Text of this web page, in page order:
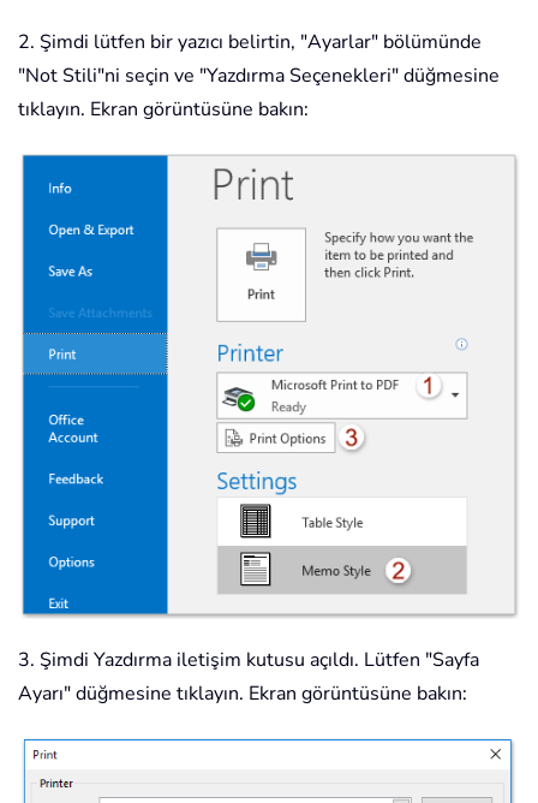
2. Şimdi lütfen bir yazıcı belirtin, "Ayarlar" bölümünde
"Not Stili"ni seçin ve "Yazdırma Seçenekleri" düğmesine
tıklayın. Ekran görüntüsüne bakın:
3. Şimdi Yazdırma iletişim kutusu açıldı. Lütfen "Sayfa
Ayarı" düğmesine tıklayın. Ekran görüntüsüne bakın: